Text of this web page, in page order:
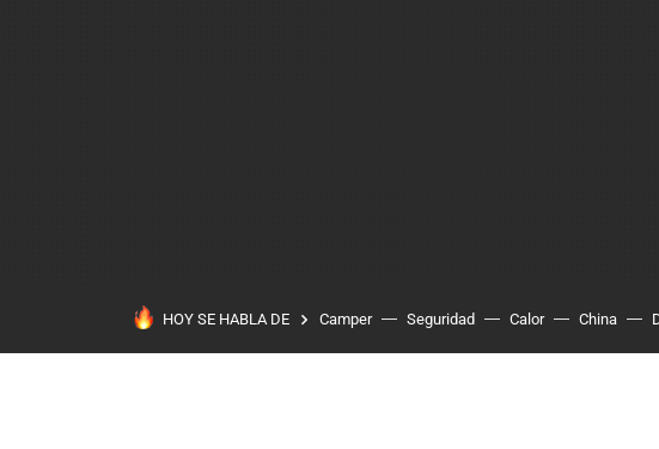
HOY SE HABLA DE Camper Seguridad Calor China